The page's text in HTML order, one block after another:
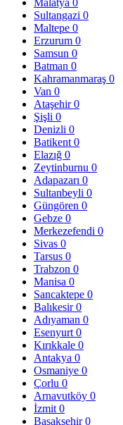
Sultangazi 0
Maltepe 0
Erzurum 0
Samsun 0
Batman 0
Kahramanmaraş 0
Van 0
Ataşehir0
Şişli 0
Denizli 0
Batikent 0
Elazığ 0
Zeytinburnu 0
Adapazarı 0
Sultanbeyli 0
Güngören 0
Gebze 0
Merkezefendi 0
Sivas 0
Tarsus 0
Trabzon 0
Manisa 0
Sancaktepe 0
Balıkesir0
Adıyaman 0
Esenyurt 0
Kırıkkale 0
Antakya 0
Osmaniye 0
Çorlu 0
Arnavutköy 0
İzmit 0
Başakşehir0